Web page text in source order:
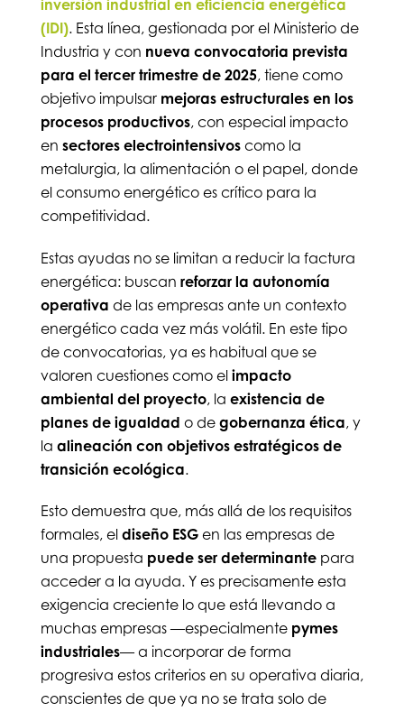
inversión industrial en eficiencia energética
(IDI). Esta línea, gestionada por el Ministerio de
Industria y con nueva convocatoria prevista
para el tercer trimestre de 2025, tiene como
objetivo impulsar mejoras estructurales en los
procesos productivos, con especial impacto
en sectores electrointensivoscomo la
metalurgia, la alimentación o el papel, donde
el consumo energético es crítico para la
competitividad.
Estas ayudas no se limitan a reducir la factura
energética: buscan reforzar la autonomía
operativa de las empresas ante un contexto
energético cada vez más volátil. En este tipo
de convocatorias, ya es habitual que se
valoren cuestiones como el impacto
ambiental del proyecto, la existencia de
planes de igualdad o de gobernanza ética, y
la alineación con objetivos estratégicos de
transición ecológica.
Esto demuestra que, más allá de los requisitos
formales, el diseño ESGen las empresas de
una propuesta puede ser determinantepara
acceder a la ayuda. Y es precisamente esta
exigencia creciente lo que está llevando a
muchas empresas —especialmente pymes
industriales— a incorporar de forma
progresiva estos criterios en su operativa diaria,
conscientes de que ya no se trata solo de